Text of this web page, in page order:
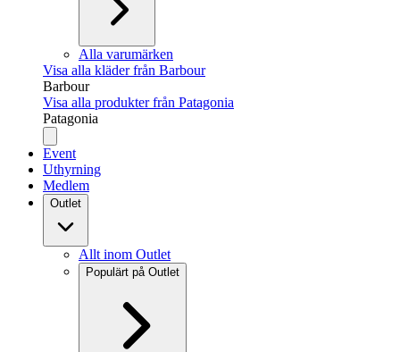
Alla varumärken
Visa alla kläder från Barbour
Barbour
Visa alla produkter från Patagonia
Patagonia
Event
Uthyrning
Medlem
Outlet
Allt inom Outlet
Populärt på Outlet